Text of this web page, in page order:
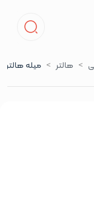
هالتر میله هالتر